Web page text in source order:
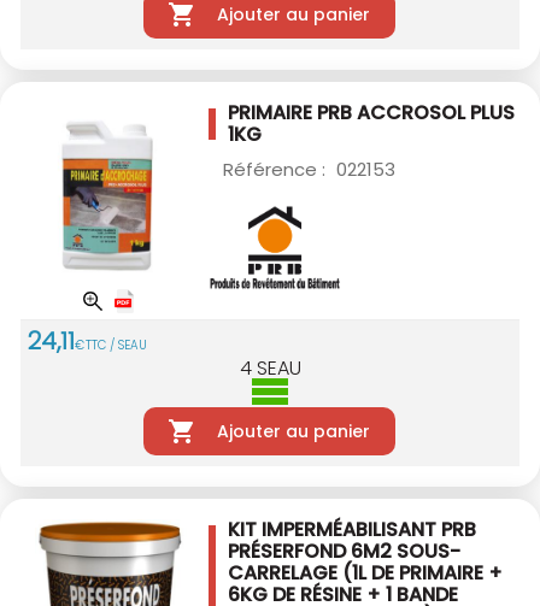
Ajouter au panier
PRIMAIRE PRB ACCROSOL PLUS
1KG
Référence : 022153
24,11€TTC / SEAU
4 SEAU
Ajouter au panier
KIT IMPERMÉABILISANT PRB
PRÉSERFOND 6M2 SOUS-
CARRELAGE (1L DE PRIMAIRE +
6KG DE RÉSINE + 1 BANDE